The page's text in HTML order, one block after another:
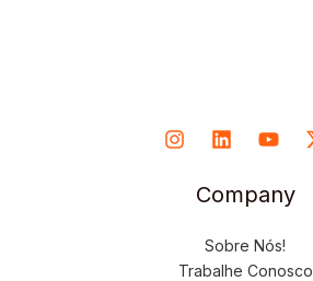
Company
Sobre Nós!
Trabalhe Conosco